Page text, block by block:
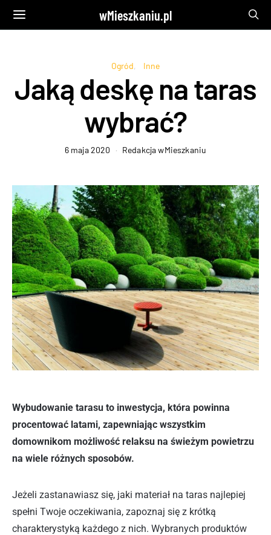
wMieszkaniu.pl
Ogród Inne
Jaką deskę na taras
wybrać?
6 maja 2020 Redakcja wMieszkaniu
Wybudowanie tarasu to inwestycja, która powinna
procentować latami, zapewniając wszystkim
domownikom możliwość relaksu na świeżym powietrzu
na wiele różnych sposobów.
Jeżeli zastanawiasz się, jaki materiał na taras najlepiej
spełni Twoje oczekiwania, zapoznaj się z krótką
charakterystyką każdego z nich. Wybranych produktów